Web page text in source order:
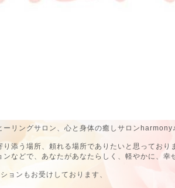
リングサロン、心と身体の癒しサロンharmony♪
添う場所、頼れる場所でありたいと思っており
などで、あなたがあなたらしく、軽やかに、幸
ョンもお受けしております、